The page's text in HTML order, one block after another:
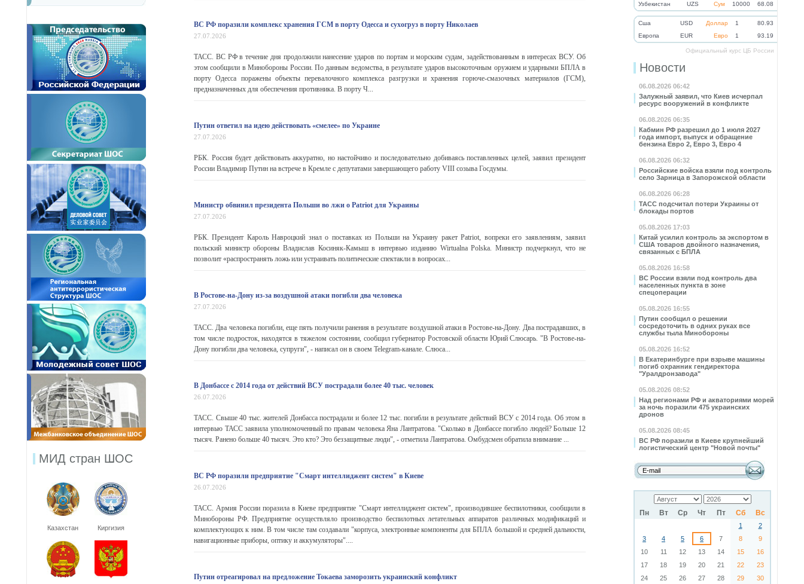
Узбекистан
UZS Сум 10000 68.08
Cша USD Доллар 1
80.93
Eвропа
EUR Евро 1 93.19
Официальный курс ЦБ России
Новости
06.08.2026 06:42
Залужный заявил, что Киев исчерпал
ресурс вооружений в конфликте
06.08.2026 06:35
Кабмин РФ разрешил до 1 июля 2027
года импорт, выпуск и обращение
бензина Евро 2, Евро 3, Евро 4
06.08.2026 06:32
Российские войска взяли под контроль
село Зарница в Запорожской области
06.08.2026 06:28
ТАСС подсчитал потери Украины от
блокады портов
05.08.2026 17:03
Китай усилил контроль за экспортом в
США товаров двойного назначения,
связанных с БПЛА
05.08.2026 16:58
ВС России взяли под контроль два
населенных пункта в зоне
спецоперации
05.08.2026 16:55
Путин сообщил о решении
сосредоточить в одних руках все
службы тыла Минобороны
05.08.2026 16:52
В Екатеринбурге при взрыве машины
погиб охранник гендиректора
"Уралдронзавода"
05.08.2026 08:52
Над регионами РФ и акваториями морей
за ночь поразили 475 украинских
дронов
05.08.2026 08:45
ВС РФ поразили в Киеве крупнейший
логистический центр "Новой почты"
Пн Вт Ср Чт Пт Сб Вс
1
2
3
4 5 6 7 8
9
10
11 12 13 14 15
16
17
18 19 20 21 22
23
24
25 26 27 28 29
30
МИД стран ШОС
Казахстан Киргизия
ВС РФ поразили комплекс хранения ГСМ в порту Одесса и сухогруз в порту Николаев
27.07.2026
ТАСС. ВС РФ в течение дня продолжили нанесение ударов по портам и морским судам, задействованным в интересах ВСУ. Об
этом сообщили в Минобороны России. По данным ведомства, в результате ударов высокоточным оружием и ударными БПЛА в
порту Одесса поражены объекты перевалочного комплекса разгрузки и хранения горюче-смазочных материалов (ГСМ),
предназначенных для обеспечения противника. В порту Ч...
Путин ответил на идею действовать «смелее» по Украине
27.07.2026
РБК. Россия будет действовать аккуратно, но настойчиво и последовательно добиваясь поставленных целей, заявил президент
России Владимир Путин на встрече в Кремле с депутатами завершающего работу VIII созыва Госдумы.
Министр обвинил президента Польши во лжи о Patriot для Украины
27.07.2026
РБК. Президент Кароль Навроцкий знал о поставках из Польши на Украину ракет Patriot, вопреки его заявлениям, заявил
польский министр обороны Владислав Косиняк-Камыш в интервью изданию Wirtualna Polska. Министр подчеркнул, что не
позволит «распространять ложь или устраивать политические спектакли в вопросах...
В Ростове-на-Дону из-за воздушной атаки погибли два человека
27.07.2026
ТАСС. Два человека погибли, еще пять получили ранения в результате воздушной атаки в Ростове-на-Дону. Два пострадавших, в
том числе подросток, находятся в тяжелом состоянии, сообщил губернатор Ростовской области Юрий Слюсарь. "В Ростове-на-
Дону погибли два человека, супруги", - написал он в своем Telegram-канале. Слюса...
В Донбассе с 2014 года от действий ВСУ пострадали более 40 тыс. человек
26.07.2026
ТАСС. Свыше 40 тыс. жителей Донбасса пострадали и более 12 тыс. погибли в результате действий ВСУ с 2014 года. Об этом в
интервью ТАСС заявила уполномоченный по правам человека Яна Лантратова. "Сколько в Донбассе погибло людей? Больше 12
тысяч. Ранено больше 40 тысяч. Это кто? Это беззащитные люди", - отметила Лантратова. Омбудсмен обратила внимание ...
ВС РФ поразили предприятие "Смарт интеллиджент систем" в Киеве
26.07.2026
ТАСС. Армия России поразила в Киеве предприятие "Смарт интеллиджент систем", производившее беспилотники, сообщили в
Минобороны РФ. Предприятие осуществляло производство беспилотных летательных аппаратов различных модификаций и
комплектующих к ним. В том числе там создавали "корпуса, электронные компоненты для БПЛА большой и средней дальности,
навигационные приборы, оптику и аккумуляторы"....
Путин отреагировал на предложение Токаева заморозить украинский конфликт